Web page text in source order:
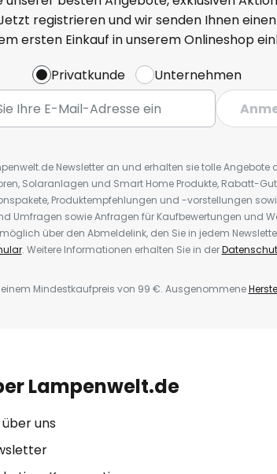
registrieren und wir senden Ihnen einen
ersten Einkauf in unserem Onlineshop
Privatkunde
Unternehmen
Newsletter an und erhalten sie tolle
Solaranlagen und Smart Home Produkte, Rabatt-
Produktempfehlungen und -vorstellungen
Umfragen sowie Anfragen für Kaufbewertungen und
über den Abmeldelink, den Sie in jedem
. Weitere Informationen erhalten Sie in der
Mindestkaufpreis von 99 €. Ausgenommene
Lampenwelt.de
uns